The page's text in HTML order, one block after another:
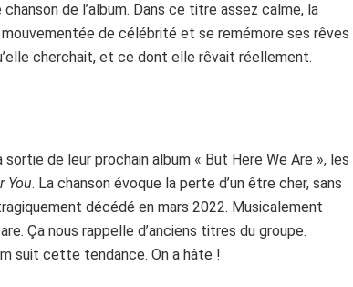
de l’album. Dans ce titre assez calme, la
de célébrité et se remémore ses rêves
cherchait, et ce dont elle rêvait réellement.
sortie de leur prochain album « But Here We Are », les
You. La chanson évoque la perte d’un être cher, sans
décédé en mars 2022. Musicalement
Ça nous rappelle d’anciens titres du groupe.
suit cette tendance. On a hâte !